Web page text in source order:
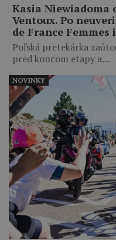
Kasia Niewiadoma
Ventoux. Po
de France
Poľská pretekárka
pred koncom etapy a…
NOVINKY